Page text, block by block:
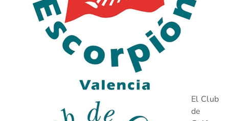
El Club
de